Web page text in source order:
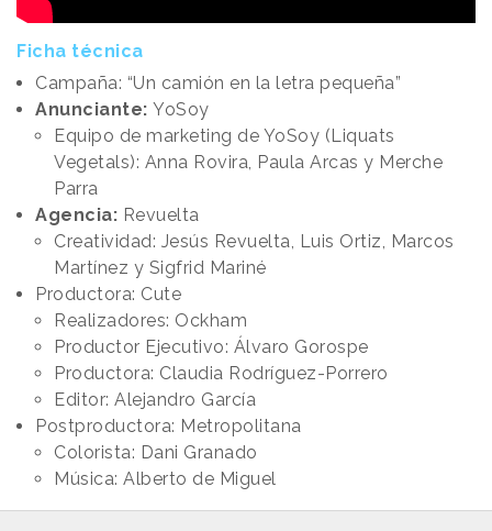
Ficha técnica
Campaña: “Un camión en la letra pequeña”
Anunciante: YoSoy
Equipo de marketing de YoSoy (Liquats
Vegetals): Anna Rovira, Paula Arcas y Merche
Parra
Agencia: Revuelta
Creatividad: Jesús Revuelta, Luis Ortiz, Marcos
Martínez y Sigfrid Mariné
Productora: Cute
Realizadores: Ockham
Productor Ejecutivo: Álvaro Gorospe
Productora: Claudia Rodríguez-Porrero
Editor: Alejandro García
Postproductora: Metropolitana
Colorista: Dani Granado
Música: Alberto de Miguel